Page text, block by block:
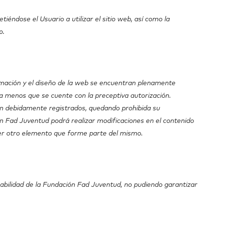
el Usuario a utilizar el sitio web, así como la
y el diseño de la web se encuentran plenamente
menos que se cuente con la preceptiva autorización.
debidamente registrados, quedando prohibida su
Fad Juventud podrá realizar modificaciones en el contenido
otro elemento que forme parte del mismo.
de la Fundación Fad Juventud, no pudiendo garantizar